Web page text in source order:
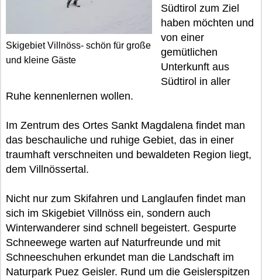
Skigebiet Villnöss- schön für große
und kleine Gäste
Südtirol zum Ziel
haben möchten und
von einer
gemütlichen
Unterkunft aus
Südtirol in aller
Ruhe kennenlernen wollen.
Im Zentrum des Ortes Sankt Magdalena findet man
das beschauliche und ruhige Gebiet, das in einer
traumhaft verschneiten und bewaldeten Region liegt,
dem Villnössertal.
Nicht nur zum Skifahren und Langlaufen findet man
sich im Skigebiet Villnöss ein, sondern auch
Winterwanderer sind schnell begeistert. Gespurte
Schneewege warten auf Naturfreunde und mit
Schneeschuhen erkundet man die Landschaft im
Naturpark Puez Geisler. Rund um die Geislerspitzen